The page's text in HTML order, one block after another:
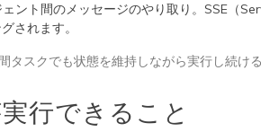
ェント間のメッセージのやり取り。SSE（
されます。
タスクでも状態を維持しながら実行し続け
行できること